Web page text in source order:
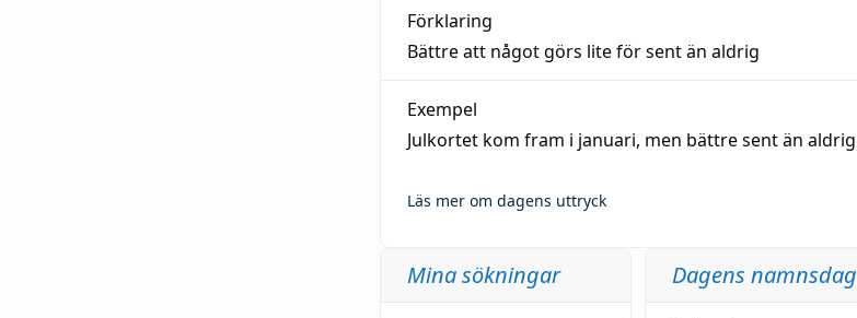
Förklaring
Bättre att något görs lite för sent än aldrig
Exempel
Julkortet kom fram i januari, men bättre sent än aldrig
Läs mer om dagens uttryck
Mina sökningar Dagens namnsdag